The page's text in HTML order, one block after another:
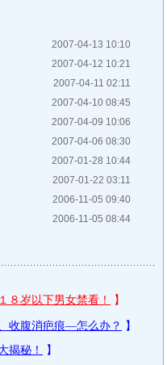
2007-04-13 10:10
2007-04-12 10:21
2007-04-11 02:11
2007-04-10 08:45
2007-04-09 10:06
2007-04-06 08:30
2007-01-28 10:44
2007-01-22 03:11
2006-11-05 09:40
2006-11-05 08:44